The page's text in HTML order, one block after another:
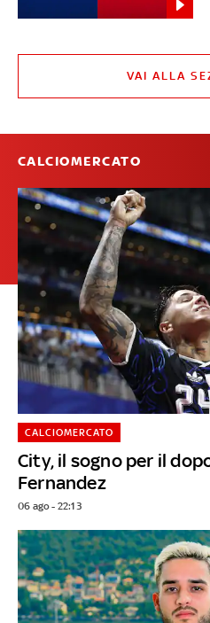
VAI ALLA
CALCIOMERCATO
City, il sogno per il
Fernandez
CALCIOMERCATO
06 ago - 22:13